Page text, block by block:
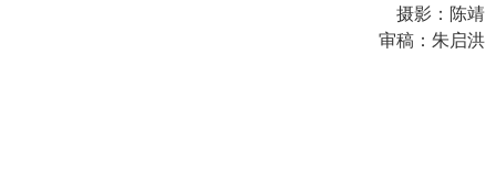
摄影：陈靖
审稿：朱启洪